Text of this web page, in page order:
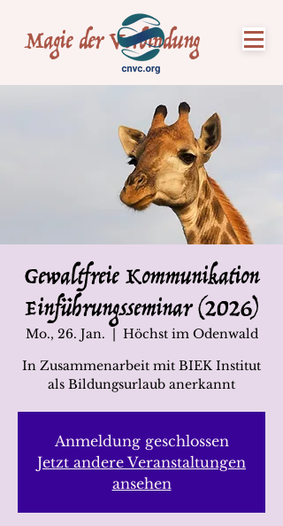
Magie der Verbindung
Gewaltfreie Kommunikation
Einführungsseminar (2026)
Mo., 26. Jan.
  |
Höchst im Odenwald
In Zusammenarbeit mit BIEK Institut
als Bildungsurlaub anerkannt
Anmeldung geschlossen
Jetzt andere Veranstaltungen
ansehen